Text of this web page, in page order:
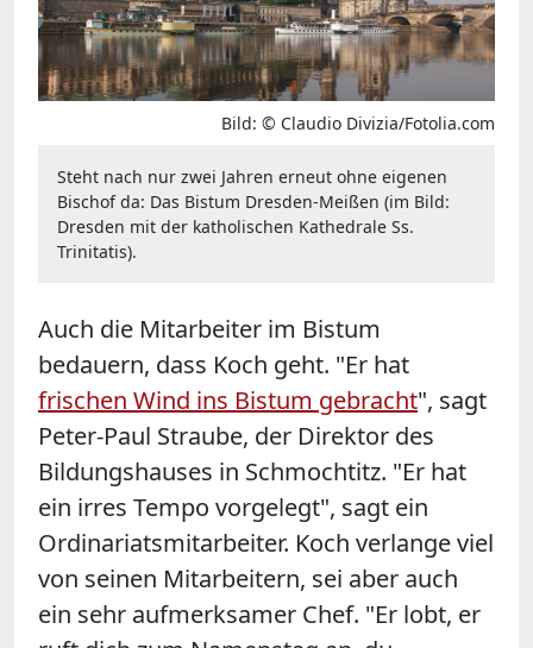
Bild: © Claudio Divizia/Fotolia.com
Steht nach nur zwei Jahren erneut ohne eigenen
Bischof da: Das Bistum Dresden-Meißen (im Bild:
Dresden mit der katholischen Kathedrale Ss.
Trinitatis).
Auch die Mitarbeiter im Bistum
bedauern, dass Koch geht. "Er hat
frischen Wind ins Bistum gebracht", sagt
Peter-Paul Straube, der Direktor des
Bildungshauses in Schmochtitz. "Er hat
ein irres Tempo vorgelegt", sagt ein
Ordinariatsmitarbeiter. Koch verlange viel
von seinen Mitarbeitern, sei aber auch
ein sehr aufmerksamer Chef. "Er lobt, er